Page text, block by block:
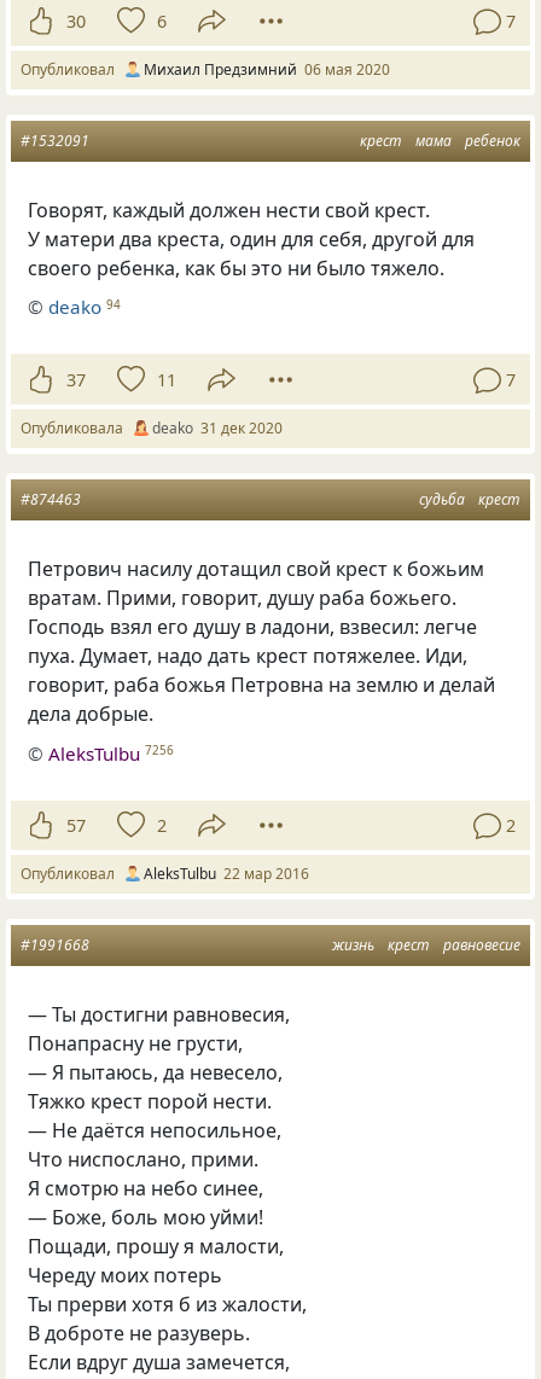
30 6 7
Опубликовал Михаил Предзимний 06 мая 2020
крест мама ребенок
#1532091
Говорят, каждый должен нести свой крест.
У матери два креста, один для себя, другой для
своего ребенка, как бы это ни было тяжело.
©deako 94
37 11 7
Опубликовала deako 31 дек 2020
судьба крест
#874463
Петрович насилу дотащил свой крест к божьим
вратам. Прими, говорит, душу раба божьего.
Господь взял его душу в ладони, взвесил: легче
пуха. Думает, надо дать крест потяжелее. Иди,
говорит, раба божья Петровна на землю и делай
дела добрые.
©AleksTulbu 7256
57 2 2
Опубликовал AleksTulbu 22 мар 2016
жизнь крест равновесие
#1991668
— Ты достигни равновесия,
Понапрасну не грусти,
— Я пытаюсь, да невесело,
Тяжко крест порой нести.
— Не даётся непосильное,
Что ниспослано, прими.
Я смотрю на небо синее,
— Боже, боль мою уйми!
Пощади, прошу я малости,
Череду моих потерь
Ты прерви хотя б из жалости,
В доброте не разуверь.
Если вдруг душа замечется,